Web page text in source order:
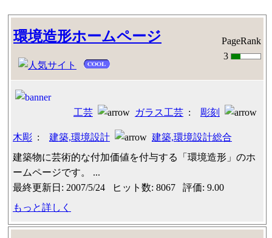
環境造形ホームページ
PageRank
3
工芸 ガラス工芸 : 彫刻
木彫 : 建築,環境設計
建築,環境設計総合
建築物に芸術的な付加価値を付与する「環境造形」のホ
ームページです。 ...
最終更新日: 2007/5/24 ヒット数: 8067 評価: 9.00
もっと詳しく